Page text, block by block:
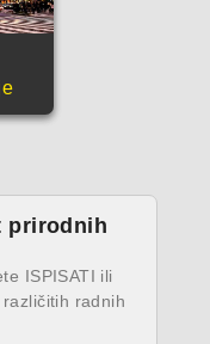
prirodnih
ISPISATI ili
različitih radnih